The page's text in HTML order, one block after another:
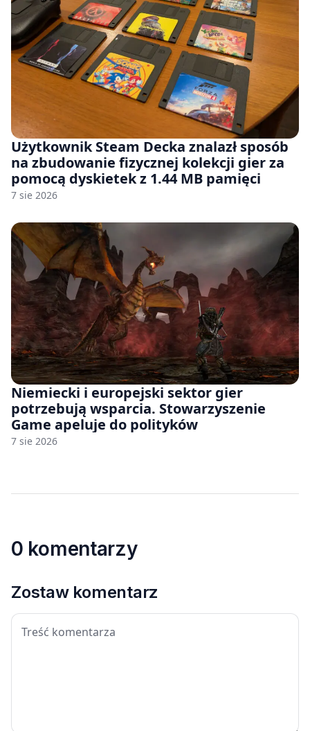
Użytkownik Steam Decka znalazł sposób
na zbudowanie fizycznej kolekcji gier za
pomocą dyskietek z 1.44 MB pamięci
7 sie 2026
Niemiecki i europejski sektor gier
potrzebują wsparcia. Stowarzyszenie
Game apeluje do polityków
7 sie 2026
0 komentarzy
Zostaw komentarz